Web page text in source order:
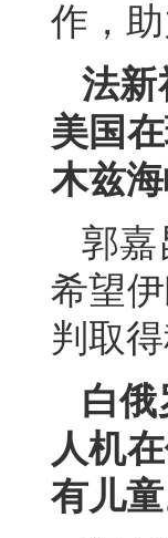
作，助
法新
美国
木兹
郭嘉
希望
判取得
白
人机
有儿